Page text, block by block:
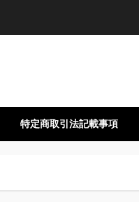
特定商取引法記載事項